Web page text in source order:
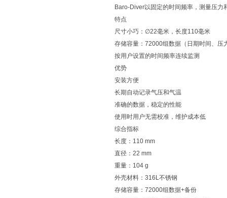
Baro-Diver以固定的时间频率，测量压
特点
尺寸小巧：∅22毫米，长度110毫米
存储容量：72000组数据（日期时间、压
按用户设置的时间频率连续监测
优势
安装方便
长期自动记录气压和气温
准确的数据，稳定的性能
使用时用户无需校准，维护成本低
综合指标
长度：110 mm
直径：22 mm
重量：104 g
外壳材料：316L不锈钢
存储容量：72000组数据+备份